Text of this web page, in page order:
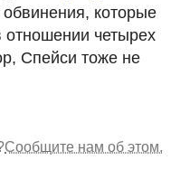
которые
отношении четырех
Спейси тоже не
Сообщите нам об этом.